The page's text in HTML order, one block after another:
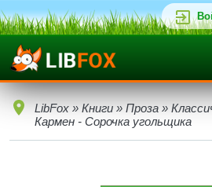
LibFox » Книги » Проза »
Кармен - Сорочка угольщика